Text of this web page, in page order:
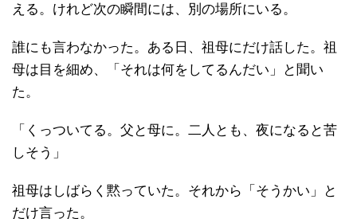
える。けれど次の瞬間には、別の場所にいる。
誰にも言わなかった。ある日、祖母にだけ話した。祖
母は目を細め、「それは何をしてるんだい」と聞い
た。
「くっついてる。父と母に。二人とも、夜になると苦
しそう」
祖母はしばらく黙っていた。それから「そうかい」と
だけ言った。